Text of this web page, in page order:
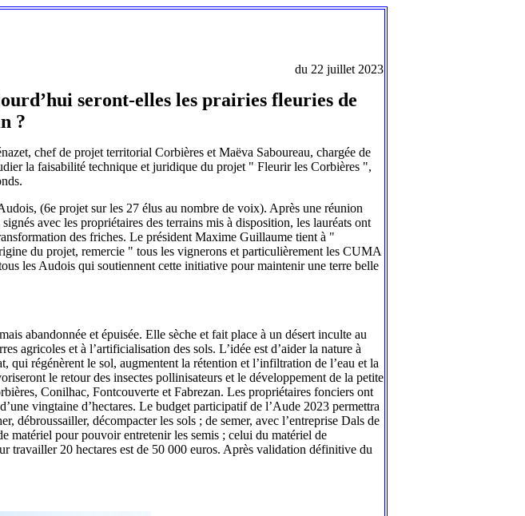
du 22 juillet 2023
seront-elles les prairies fleuries de
?
chef de projet territorial Corbières et Maëva Saboureau, chargée de
la faisabilité technique et juridique du projet " Fleurir les Corbières ",
(6e projet sur les 27 élus au nombre de voix). Après une réunion
avec les propriétaires des terrains mis à disposition, les lauréats ont
des friches. Le président Maxime Guillaume tient à "
du projet, remercie " tous les vignerons et particulièrement les CUMA
les Audois qui soutiennent cette initiative pour maintenir une terre belle
abandonnée et épuisée. Elle sèche et fait place à un désert inculte au
agricoles et à l’artificialisation des sols. L’idée est d’aider la nature à
qui régénèrent le sol, augmentent la rétention et l’infiltration de l’eau et la
le retour des insectes pollinisateurs et le développement de la petite
Conilhac, Fontcouverte et Fabrezan. Les propriétaires fonciers ont
vingtaine d’hectares. Le budget participatif de l’Aude 2023 permettra
débroussailler, décompacter les sols ; de semer, avec l’entreprise Dals de
matériel pour pouvoir entretenir les semis ; celui du matériel de
20 hectares est de 50 000 euros. Après validation définitive du